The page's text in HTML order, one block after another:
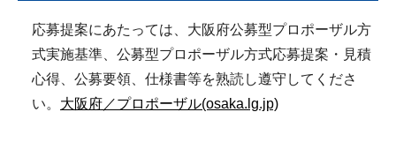
応募提案にあたっては、大阪府公募型プロポーザル方
式実施基準、公募型プロポーザル方式応募提案・見積
心得、公募要領、仕様書等を熟読し遵守してくださ
い。 大阪府／プロポーザル(osaka.lg.jp)